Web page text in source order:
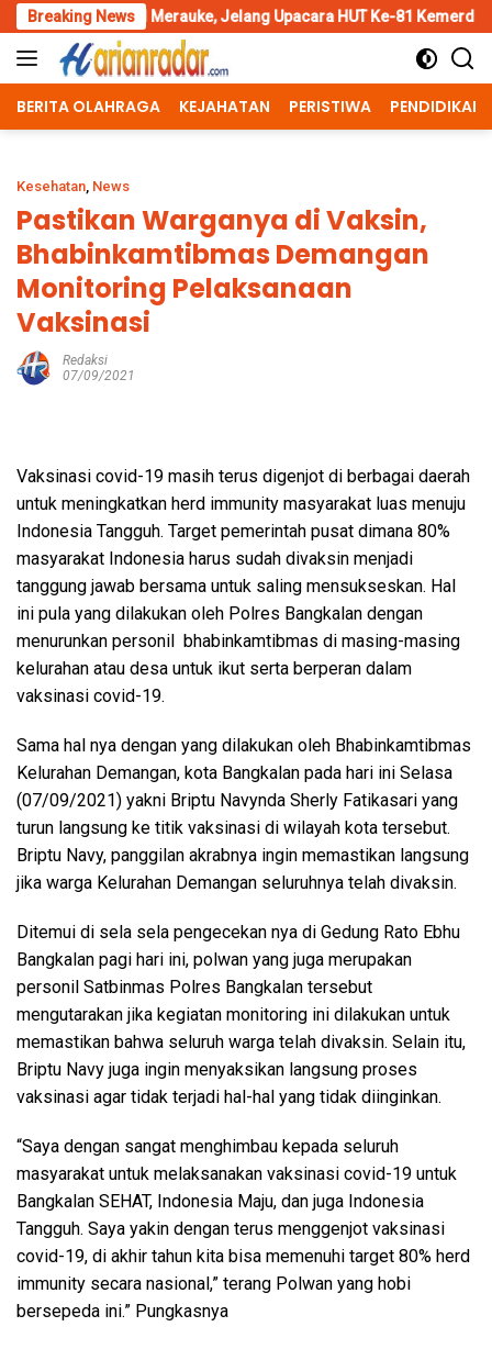
Skip
to
content
Breaking News
Jelang Upacara HUT Ke-81 Kemerdekaan RI
BERITA OLAHRAGA KEJAHATAN PERISTIWA PENDIDIKAN
Kesehatan, News
Pastikan Warganya di Vaksin,
Bhabinkamtibmas Demangan
Monitoring Pelaksanaan
Vaksinasi
Redaksi
07/09/2021
Vaksinasi covid-19 masih terus digenjot di berbagai daerah
untuk meningkatkan herd immunity masyarakat luas menuju
Indonesia Tangguh. Target pemerintah pusat dimana 80%
masyarakat Indonesia harus sudah divaksin menjadi
tanggung jawab bersama untuk saling mensukseskan. Hal
ini pula yang dilakukan oleh Polres Bangkalan dengan
menurunkan personil bhabinkamtibmas di masing-masing
kelurahan atau desa untuk ikut serta berperan dalam
vaksinasi covid-19.
Sama hal nya dengan yang dilakukan oleh Bhabinkamtibmas
Kelurahan Demangan, kota Bangkalan pada hari ini Selasa
(07/09/2021) yakni Briptu Navynda Sherly Fatikasari yang
turun langsung ke titik vaksinasi di wilayah kota tersebut.
Briptu Navy, panggilan akrabnya ingin memastikan langsung
jika warga Kelurahan Demangan seluruhnya telah divaksin.
Ditemui di sela sela pengecekan nya di Gedung Rato Ebhu
Bangkalan pagi hari ini, polwan yang juga merupakan
personil Satbinmas Polres Bangkalan tersebut
mengutarakan jika kegiatan monitoring ini dilakukan untuk
memastikan bahwa seluruh warga telah divaksin. Selain itu,
Briptu Navy juga ingin menyaksikan langsung proses
vaksinasi agar tidak terjadi hal-hal yang tidak diinginkan.
“Saya dengan sangat menghimbau kepada seluruh
masyarakat untuk melaksanakan vaksinasi covid-19 untuk
Bangkalan SEHAT, Indonesia Maju, dan juga Indonesia
Tangguh. Saya yakin dengan terus menggenjot vaksinasi
covid-19, di akhir tahun kita bisa memenuhi target 80% herd
immunity secara nasional,” terang Polwan yang hobi
bersepeda ini.” Pungkasnya